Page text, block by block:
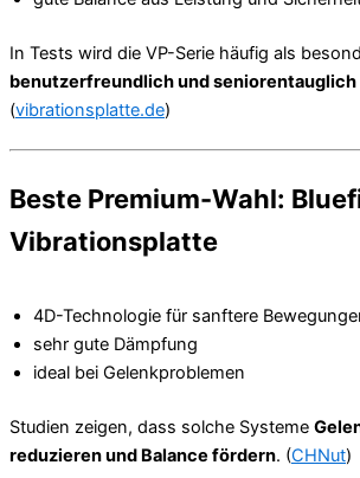
In Tests wird die VP-Serie häufig als
benutzerfreundlich und seniorentauglich
(vibrationsplatte.de)
Beste Premium-Wahl:
Vibrationsplatte
4D-Technologie für sanftere
sehr gute Dämpfung
ideal bei Gelenkproblemen
Studien zeigen, dass solche Systeme
reduzieren und Balance fördern. (CHNut)